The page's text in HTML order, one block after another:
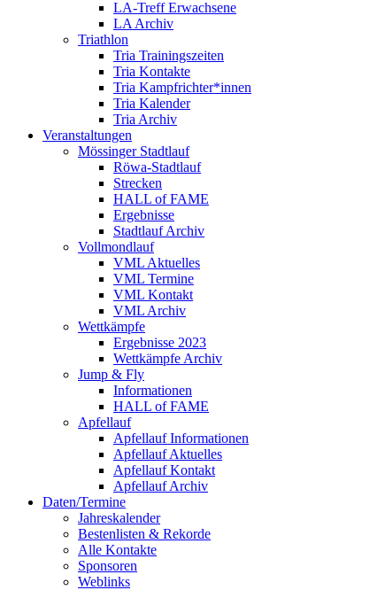
LA-Treff Erwachsene
LA Archiv
Triathlon
Tria Trainingszeiten
Tria Kontakte
Tria Kampfrichter*innen
Tria Kalender
Tria Archiv
Veranstaltungen
Mössinger Stadtlauf
Röwa-Stadtlauf
Strecken
HALL of FAME
Ergebnisse
Stadtlauf Archiv
Vollmondlauf
VML Aktuelles
VML Termine
VML Kontakt
VML Archiv
Wettkämpfe
Ergebnisse 2023
Wettkämpfe Archiv
Jump & Fly
Informationen
HALL of FAME
Apfellauf
Apfellauf Informationen
Apfellauf Aktuelles
Apfellauf Kontakt
Apfellauf Archiv
Daten/Termine
Jahreskalender
Bestenlisten & Rekorde
Alle Kontakte
Sponsoren
Weblinks